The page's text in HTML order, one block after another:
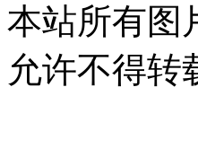
本站所有图
允许不得转